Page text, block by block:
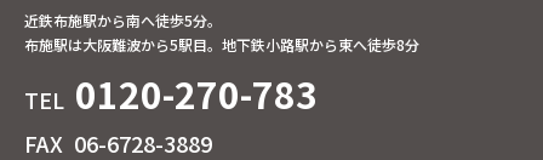
近鉄布施駅から南へ徒歩5分。
布施駅は大阪難波から5駅目。地下鉄小路駅から東へ徒歩8分
TEL 0120-270-783
FAX 06-6728-3889